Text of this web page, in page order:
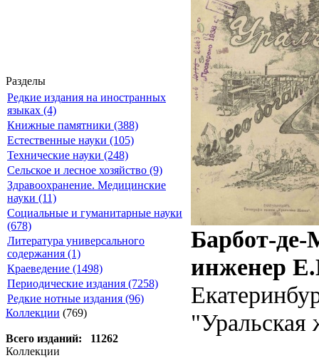
Разделы
Редкие издания на иностранных
языках (4)
Книжные памятники (388)
Естественные науки (105)
Технические науки (248)
Сельское и лесное хозяйство (9)
Здравоохранение. Медицинские
науки (11)
Социальные и гуманитарные науки
(678)
Литература универсального
содержания (1)
Краеведение (1498)
Периодические издания (7258)
Редкие нотные издания (96)
Коллекции (769)
Всего изданий: 11262
Коллекции
Барбот-
инженер